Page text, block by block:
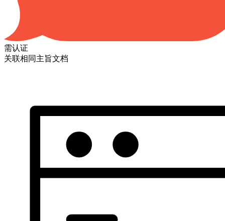
需认证
关联相同主旨文档